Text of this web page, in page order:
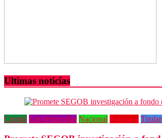
Ultimas noticias
Capital Las destacadas Nacional Policiaca